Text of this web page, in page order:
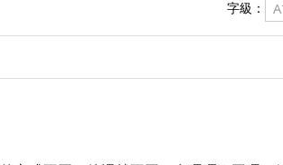
字級：